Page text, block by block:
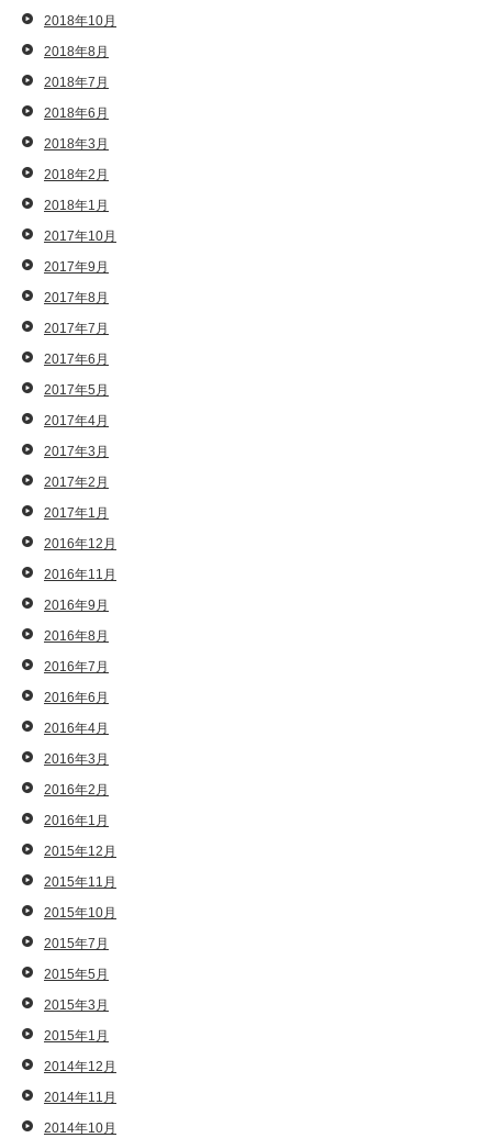
2018年10月
2018年8月
2018年7月
2018年6月
2018年3月
2018年2月
2018年1月
2017年10月
2017年9月
2017年8月
2017年7月
2017年6月
2017年5月
2017年4月
2017年3月
2017年2月
2017年1月
2016年12月
2016年11月
2016年9月
2016年8月
2016年7月
2016年6月
2016年4月
2016年3月
2016年2月
2016年1月
2015年12月
2015年11月
2015年10月
2015年7月
2015年5月
2015年3月
2015年1月
2014年12月
2014年11月
2014年10月